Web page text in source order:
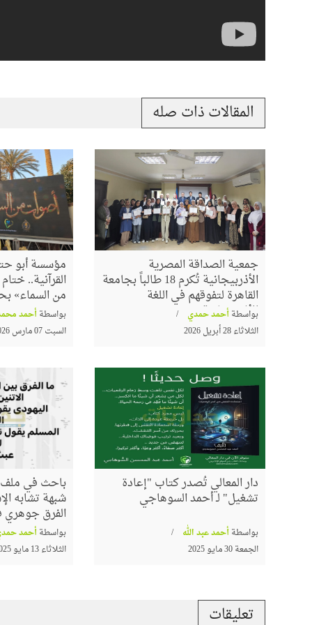
المقالات ذات صله
جمعية الصداقة المصرية
الأذربيجانية تُكرم 18 طالباً بجامعة
القاهرة لتفوقهم في اللغة
الأذربيجانية
بواسطةأحمد حمدي
الثلاثاء 28 أبريل 2026
مؤسسة أبو
القرآنية..
من السماء»
بواسطةأحمد
السبت 07 مارس 2026
دار المعالي تُصدر كتاب "إعادة
تشغيل" لـ أحمد السوهاجي
بواسطةأحمد عبد الله
الجمعة 30 مايو 2025
باحث في ملف
شبهة تشابه
الفرق جوهري
بواسطةأحمد
الثلاثاء 13 مايو 2025
تعليقات